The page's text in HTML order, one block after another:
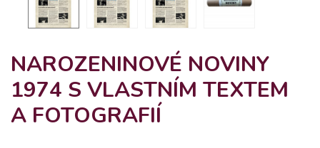
NAROZENINOVÉ NOVINY
1974 S VLASTNÍM TEXTEM
A FOTOGRAFIÍ